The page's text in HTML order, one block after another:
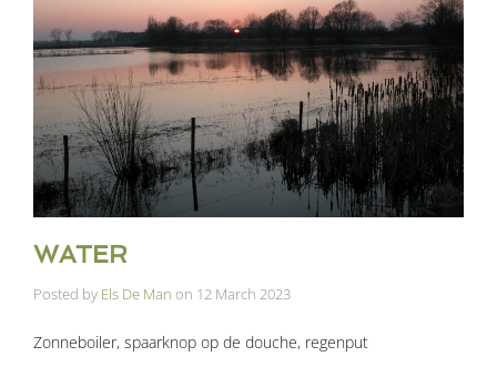
WATER
Posted by Els De Man on 12 March 2023
Zonneboiler, spaarknop op de douche, regenput